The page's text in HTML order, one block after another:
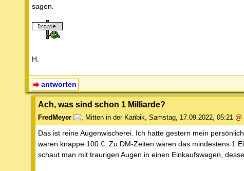
sagen.
H.
antworten
Ach, was sind schon 1 Milliarde?
FredMeyer , Mitten in der Karibik, Samstag, 17.09.2022, 05:21 @
Das ist reine Augenwischerei. Ich hatte gestern mein
waren knappe 100 €. Zu DM-Zeiten wären das mindestens 1
schaut man mit traurigen Augen in einen Einkaufswagen,